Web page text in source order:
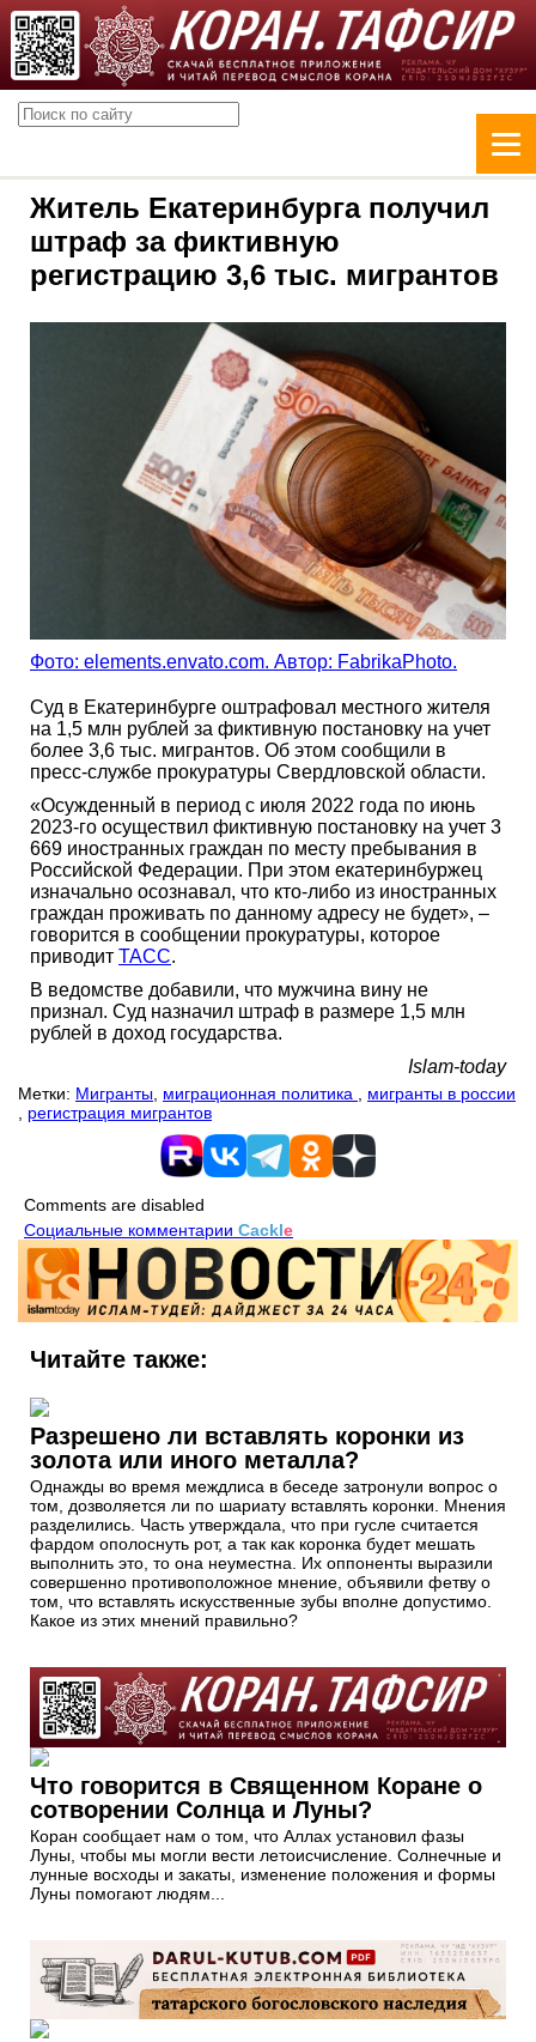
Житель Екатеринбурга получил
штраф за фиктивную
регистрацию 3,6 тыс. мигрантов
Фото: elements.envato.com. Автор: FabrikaPhoto.
Суд в Екатеринбурге оштрафовал местного жителя
на 1,5 млн рублей за фиктивную постановку на учет
более 3,6 тыс. мигрантов. Об этом сообщили в
пресс-службе прокуратуры Свердловской области.
«Осужденный в период с июля 2022 года по июнь
2023-го осуществил фиктивную постановку на учет 3
669 иностранных граждан по месту пребывания в
Российской Федерации. При этом екатеринбуржец
изначально осознавал, что кто-либо из иностранных
граждан проживать по данному адресу не будет», –
говорится в сообщении прокуратуры, которое
приводит ТАСС.
В ведомстве добавили, что мужчина вину не
признал. Суд назначил штраф в размере 1,5 млн
рублей в доход государства.
Islam-today
Метки: Мигранты миграционная политика
мигранты в россии
регистрация мигрантов
Comments are disabled
Социальные комментарии Cackle
Читайте также:
Разрешено ли вставлять коронки из
золота или иного металла?
Однажды во время междлиса в беседе затронули вопрос о
том, дозволяется ли по шариату вставлять коронки. Мнения
разделились. Часть утверждала, что при гусле считается
фардом ополоснуть рот, а так как коронка будет мешать
выполнить это, то она неуместна. Их оппоненты выразили
совершенно противоположное мнение, объявили фетву о
том, что вставлять искусственные зубы вполне допустимо.
Какое из этих мнений правильно?
Что говорится в Священном Коране о
сотворении Солнца и Луны?
Коран сообщает нам о том, что Аллах установил фазы
Луны, чтобы мы могли вести летоисчисление. Солнечные и
лунные восходы и закаты, изменение положения и формы
Луны помогают людям...